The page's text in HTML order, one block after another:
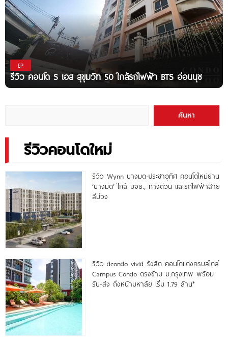
EP
รีวิว คอนโด S เอส สุขุมวิท 50 ใกล้รถไฟฟ้า BTS อ่อนนุช
ค้นหา
รีวิวคอนโดใหม่
รีวิว Wynn บางมด-ประชาอุทิศ คอนโดใหม่ย่าน
‘บางมด’ ใกล้ มจธ., ทางด่วน และรถไฟฟ้าสาย
สีม่วง
รีวิว dcondo vivid รังสิต คอนโดแต่งครบสไตล์
Campus Condo ตรงข้าม ม.กรุงเทพ พร้อม
รับ-ส่ง ถึงหน้ามหาลัย เริ่ม 1.79 ล้าน*